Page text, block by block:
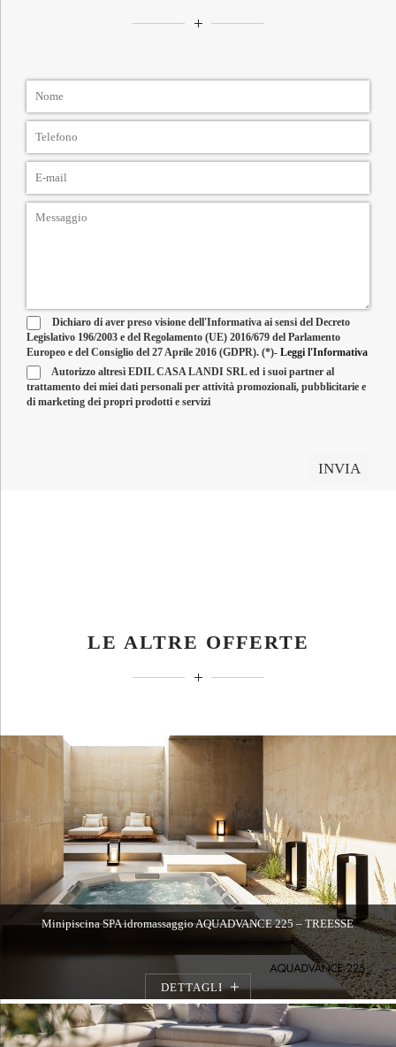
Dichiaro di aver preso visione dell'Informativa ai sensi del Decreto
Legislativo 196/2003 e del Regolamento (UE) 2016/679 del Parlamento
Europeo e del Consiglio del 27 Aprile 2016 (GDPR). (*)- Leggi l'Informativa
Autorizzo altresì EDIL CASA LANDI SRL ed i suoi partner al
trattamento dei miei dati personali per attività promozionali, pubblicitarie e
di marketing dei propri prodotti e servizi
LE ALTRE OFFERTE
Minipiscina SPA idromassaggio AQUADVANCE 225 – TREESSE
DETTAGLI